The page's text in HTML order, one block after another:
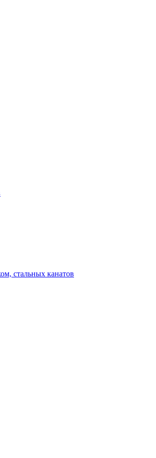
стальных канатов